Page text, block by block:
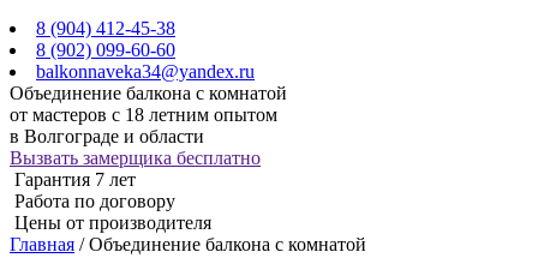
8 (904) 412-45-38
8 (902) 099-60-60
balkonnaveka34@yandex.ru
Объединение балкона с комнатой
от мастеров с 18 летним опытом
в Волгограде и области
Вызвать замерщика бесплатно
Гарантия 7 лет
Работа по договору
Цены от производителя
Главная / Объединение балкона с комнатой